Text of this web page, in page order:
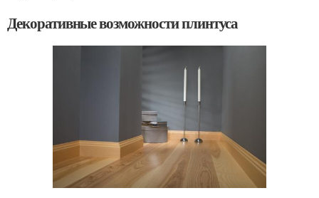
Декоративные возможности плинтуса